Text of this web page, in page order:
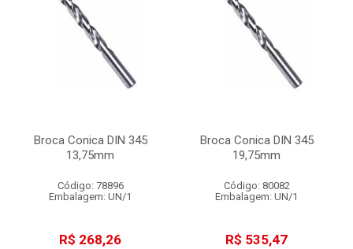
Broca Conica DIN 345
13,75mm
Código: 78896
Embalagem: UN/1
R$ 268,26
Broca Conica DIN 345
19,75mm
Código: 80082
Embalagem: UN/1
R$ 535,47